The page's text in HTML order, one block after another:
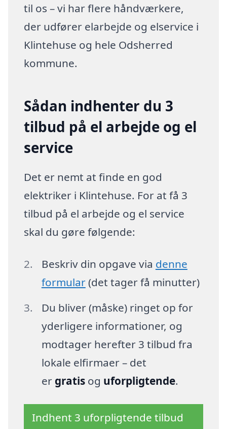
til os – vi har flere håndværkere,
der udfører elarbejde og elservice i
Klintehuse og hele Odsherred
kommune.
Sådan indhenter du 3
tilbud på el arbejde og el
service
Det er nemt at finde en god
elektriker i Klintehuse. For at få 3
tilbud på el arbejde og el service
skal du gøre følgende:
Beskriv din opgave via denne
formular(det tager få minutter)
Du bliver (måske) ringet op for
yderligere informationer, og
modtager herefter 3 tilbud fra
lokale elfirmaer – det
er gratisog uforpligtende.
Indhent 3 uforpligtende tilbud